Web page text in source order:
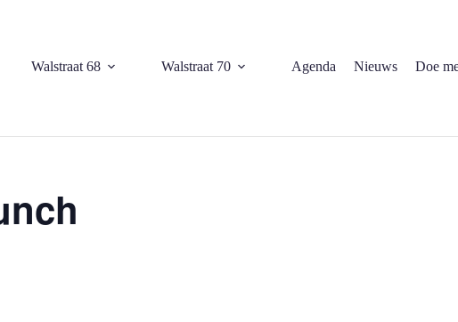
Walstraat 68 Walstraat 70 Agenda Nieuws Doe